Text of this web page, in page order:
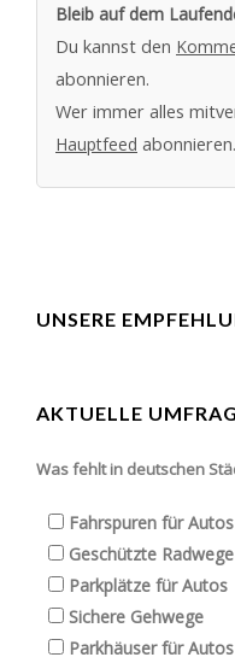
Bleib auf dem
Du kannst den
abonnieren.
Wer immer alles
Hauptfeed abonnieren.
UNSERE
AKTUELLE
Was fehlt in deutschen
Fahrspuren für Autos
Geschützte Radwege
Parkplätze für Autos
Sichere Gehwege
Parkhäuser für Autos